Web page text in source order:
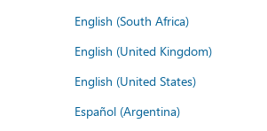
English (South Africa)
English (United Kingdom)
English (United States)
Español (Argentina)